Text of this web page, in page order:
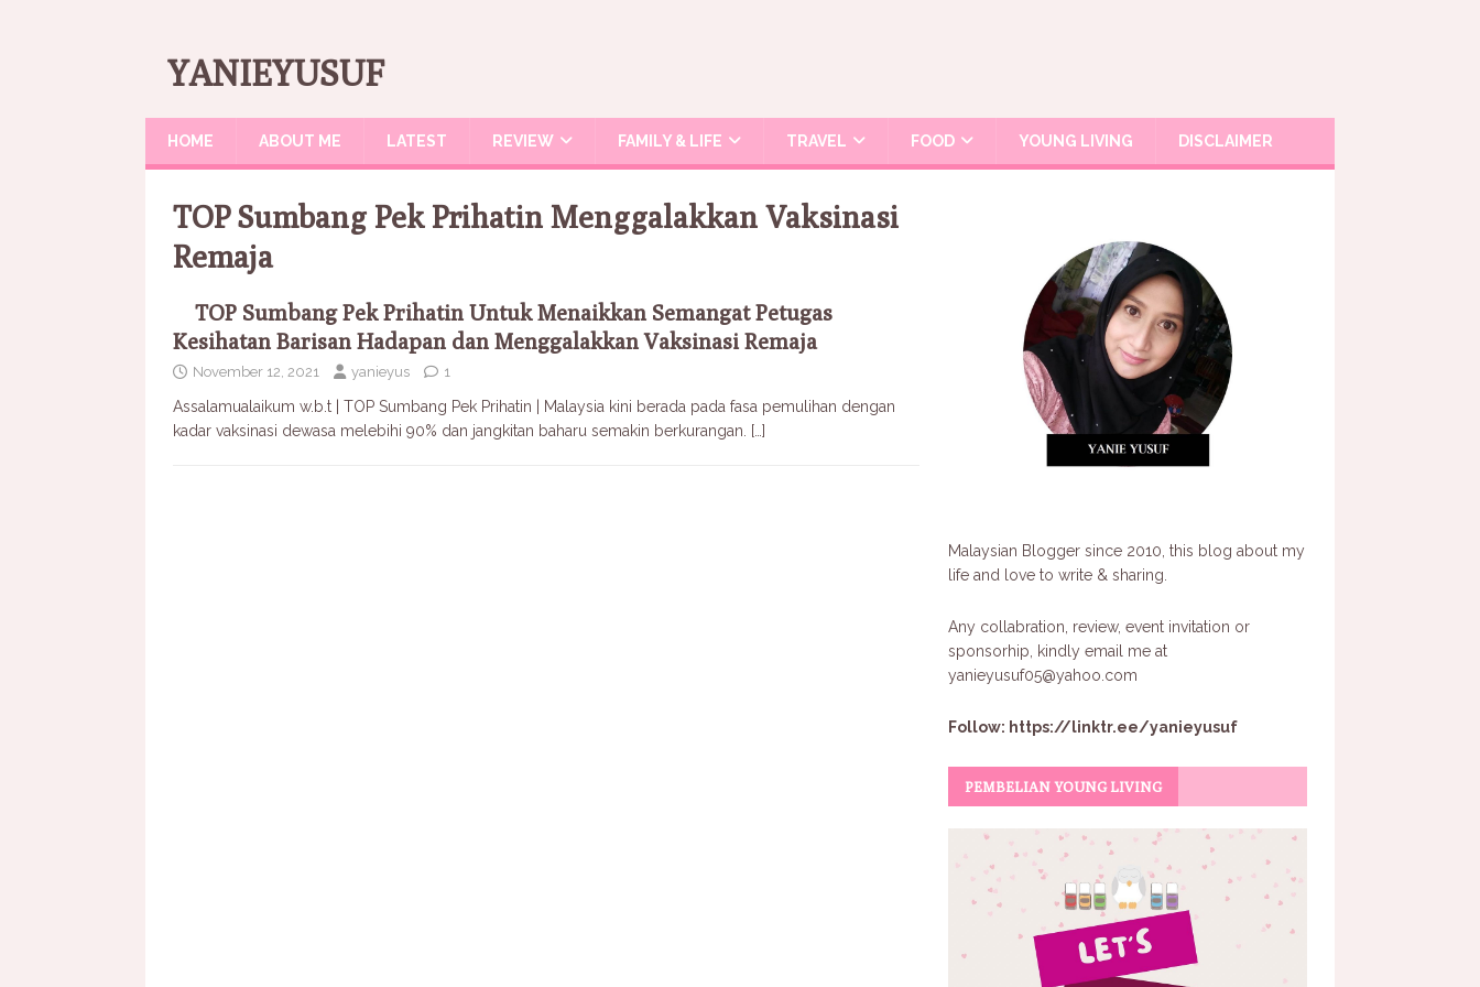
YANIEYUSUF
HOME ABOUT ME LATEST REVIEW FAMILY & LIFE TRAVEL FOOD YOUNG LIVING DISCLAIMER
TOP Sumbang Pek Prihatin Menggalakkan Vaksinasi
Remaja
TOP Sumbang Pek Prihatin Untuk Menaikkan Semangat Petugas
Kesihatan Barisan Hadapan dan Menggalakkan Vaksinasi Remaja
November 12, 2021 yanieyus 1
Assalamualaikum w.b.t | TOP Sumbang Pek Prihatin | Malaysia kini berada pada fasa pemulihan dengan
kadar vaksinasi dewasa melebihi 90% dan jangkitan baharu semakin berkurangan.
[…]
Malaysian Blogger since 2010, this blog about my
life and love to write & sharing.
Any collabration, review, event invitation or
sponsorhip, kindly email me at
yanieyusuf05@yahoo.com
Follow: https://linktr.ee/yanieyusuf
PEMBELIAN YOUNG LIVING